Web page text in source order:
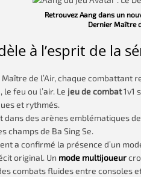
Retrouvez Aang dans un
Dernier Maître
à l’esprit de la
de l’Air, chaque combattant
feu ou l’air. Le jeu de combat1v1
et rythmés.
dans des arènes emblématiques
champs de Ba Sing Se.
a confirmé la présence d’un
original. Un mode multijoueur
combats fluides entre consoles et